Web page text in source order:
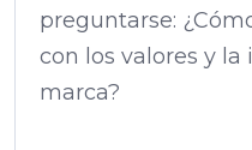
preguntarse:
con los valores y
marca?